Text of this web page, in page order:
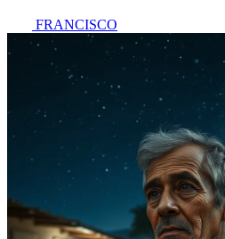
FRANCISCO